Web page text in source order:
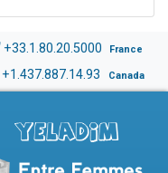
+33.1.80.20.5000 France
+1.437.887.14.93 Canada